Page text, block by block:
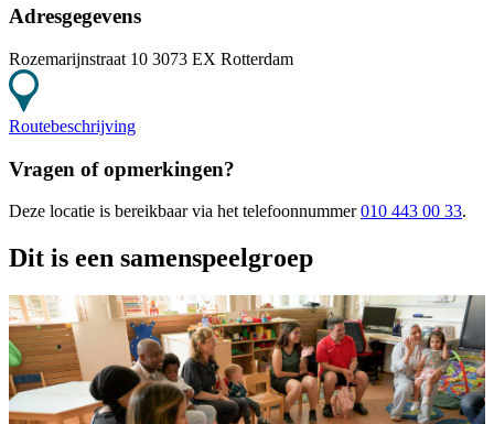
Adresgegevens
Rozemarijnstraat 10 3073 EX Rotterdam
Routebeschrijving
Vragen of opmerkingen?
Deze locatie is bereikbaar via het telefoonnummer 010 443 00 33.
Dit is een samenspeelgroep